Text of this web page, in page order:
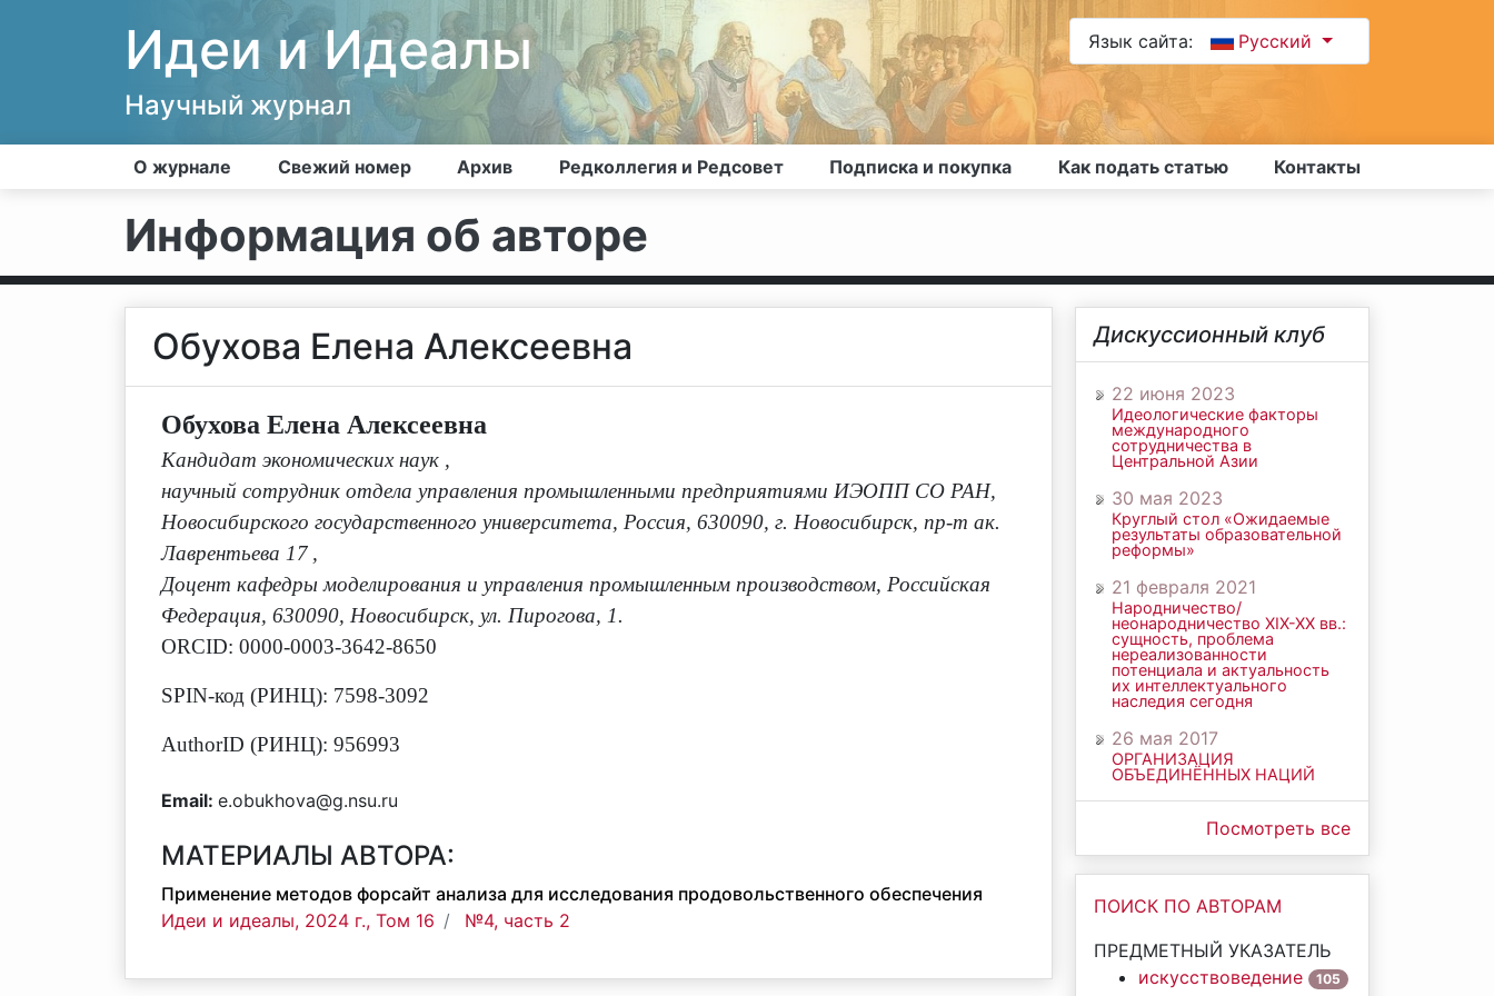
Идеи и Идеалы
Научный журнал
Язык сайта: Русский
О журнале Свежий номер Архив Редколлегия и Редсовет Подписка и покупка Как подать статью Контакты
Информация об авторе
Обухова Елена Алексеевна
Обухова Елена Алексеевна
Кандидат экономических наук ,
научный сотрудник отдела управления промышленными предприятиями ИЭОПП СО РАН,
Новосибирского государственного университета, Россия, 630090, г. Новосибирск, пр-т ак.
Лаврентьева 17 ,
Доцент кафедры моделирования и управления промышленным производством, Российская
Федерация, 630090, Новосибирск, ул. Пирогова, 1.
ORCID: 0000-0003-3642-8650
SPIN-код (РИНЦ): 7598-3092
AuthorID (РИНЦ): 956993
Email: e.obukhova@g.nsu.ru
МАТЕРИАЛЫ АВТОРА:
Применение методов форсайт анализа для исследования продовольственного обеспечения
Идеи и идеалы, 2024 г., Том 16
№4, часть 2
Дискуссионный клуб
22 июня 2023
Идеологические факторы
международного
сотрудничества в
Центральной Азии
30 мая 2023
Круглый стол «Ожидаемые
результаты образовательной
реформы»
21 февраля 2021
Народничество/
неонародничество ХIХ-ХХ вв.:
сущность, проблема
нереализованности
потенциала и актуальность
их интеллектуального
наследия сегодня
26 мая 2017
ОРГАНИЗАЦИЯ
ОБЪЕДИНЁННЫХ НАЦИЙ
Посмотреть все
ПОИСК ПО АВТОРАМ
ПРЕДМЕТНЫЙ УКАЗАТЕЛЬ
искусствоведение
105